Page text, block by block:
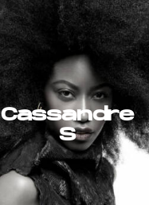
Cassandre
S